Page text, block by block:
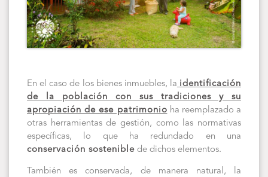
En el caso de los bienes inmuebles, la identificación
de la población con sus tradiciones y su
apropiación de ese patrimonio ha reemplazado a
otras herramientas de gestión, como las normativas
específicas, lo que ha redundado en una
conservación sostenible de dichos elementos.
También es conservada, de manera natural, la